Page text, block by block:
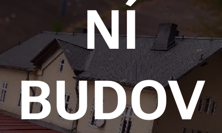
NÍ
BUDOV